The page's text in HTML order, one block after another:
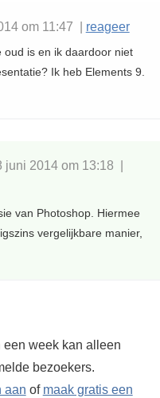
om 11:47 | reageer
oud is en ik daardoor niet
Ik heb Elements 9.
2014 om 13:18 |
van Photoshop. Hiermee
vergelijkbare manier,
week kan alleen
bezoekers.
aan of maak gratis een